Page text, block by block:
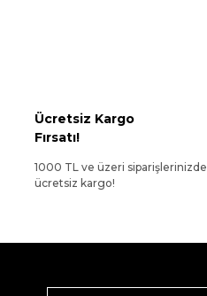
Ücretsiz Kargo
Fırsatı!
1000 TL ve üzeri siparişlerinizde
ücretsiz kargo!